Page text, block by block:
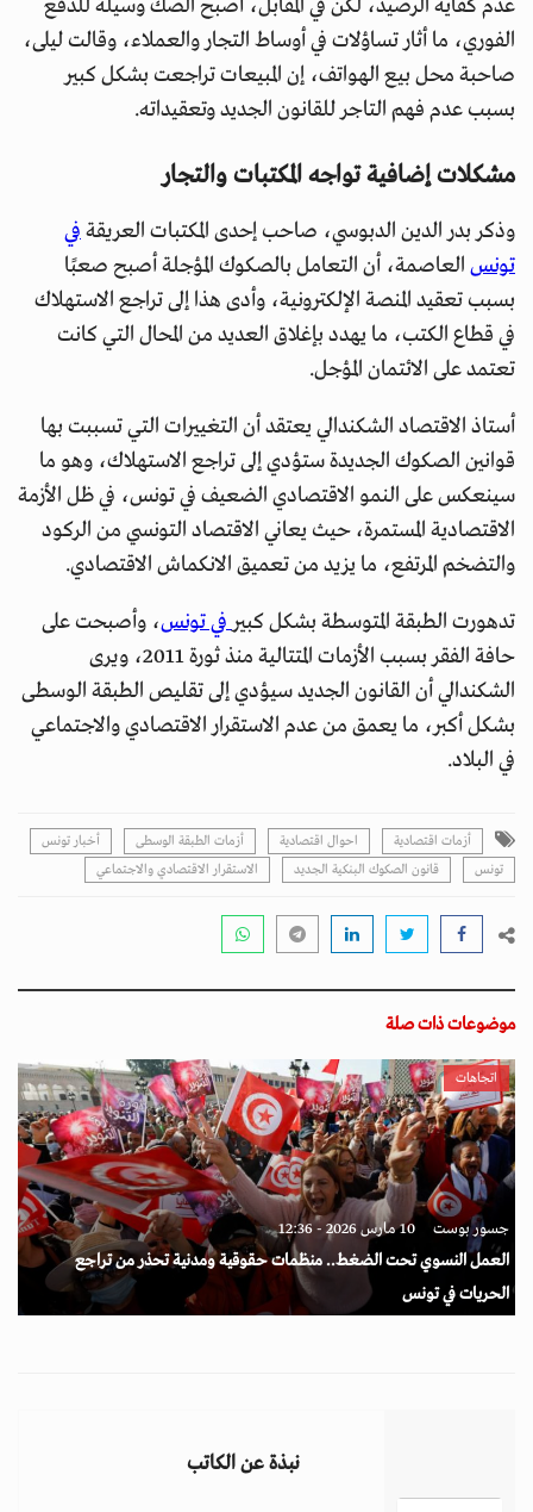
عدم كفاية الرصيد، لكن في المقابل، أصبح الصك وسيلة للدفع
الفوري، ما أثار تساؤلات في أوساط التجار والعملاء، وقالت ليلى،
صاحبة محل بيع الهواتف، إن المبيعات تراجعت بشكل كبير
بسبب عدم فهم التاجر للقانون الجديد وتعقيداته.
مشكلات إضافية تواجه المكتبات والتجار
وذكر بدر الدين الدبوسي، صاحب إحدى المكتبات العريقةفي
تونس العاصمة، أن التعامل بالصكوك المؤجلة أصبح صعبًا
بسبب تعقيد المنصة الإلكترونية، وأدى هذا إلى تراجع الاستهلاك
في قطاع الكتب، ما يهدد بإغلاق العديد من المحال التي كانت
تعتمد على الائتمان المؤجل.
أستاذ الاقتصاد الشكندالي يعتقد أن التغييرات التي تسببت بها
قوانين الصكوك الجديدة ستؤدي إلى تراجع الاستهلاك، وهو ما
سينعكس على النمو الاقتصادي الضعيف في تونس، في ظل الأزمة
الاقتصادية المستمرة، حيث يعاني الاقتصاد التونسي من الركود
والتضخم المرتفع، ما يزيد من تعميق الانكماش الاقتصادي.
تدهورت الطبقة المتوسطة بشكل كبير في تونس، وأصبحت على
حافة الفقر بسبب الأزمات المتتالية منذ ثورة 2011، ويرى
الشكندالي أن القانون الجديد سيؤدي إلى تقليص الطبقة الوسطى
بشكل أكبر، ما يعمق من عدم الاستقرار الاقتصادي والاجتماعي
في البلاد.
أزمات اقتصادية احوال اقتصادية أزمات الطبقة الوسطى
أخبار تونس
تونس
قانون الصكوك البنكية الجديد الاستقرار الاقتصادي والاجتماعي
موضوعات ذات صلة
اتجاهات
جسور بوست 10 مارس 2026 - 12:36
العمل النسوي تحت الضغط.. منظمات حقوقية ومدنية تحذر من تراجع
الحريات في تونس
نبذة عن الكاتب